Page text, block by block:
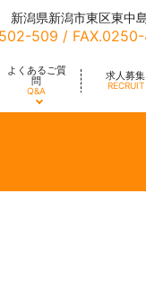
よくあるご質
問
Q&A
求人募集
RECRUIT
潟県新潟市東区東中
509 /